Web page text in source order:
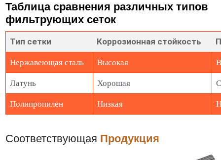
Таблица сравнения различных типов
фильтрующих сеток
Тип сетки Коррозионная стойкость
Нержавеющая сталь Высокая
Латунь Хорошая
Полипропилен Низкая
Соответствующая Продукция